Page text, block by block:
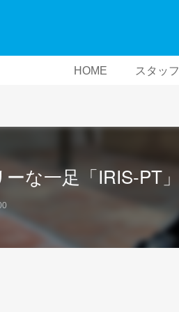
HOME スタッフ
な一足「IRIS-PT」